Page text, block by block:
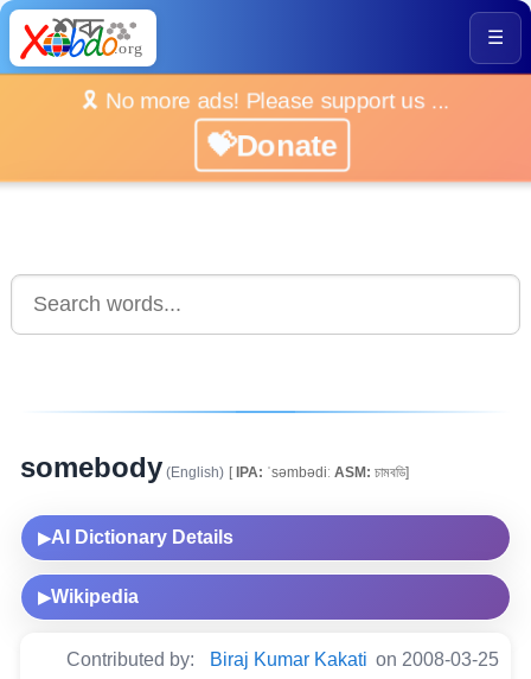
☰
🎗️ No more ads! Please support us ...
💝Donate
somebody (English) [IPA: ˈsəmbədiː ASM: চামবডি]
▶AI Dictionary Details
▶Wikipedia
Contributed by: Biraj Kumar Kakati on 2008-03-25